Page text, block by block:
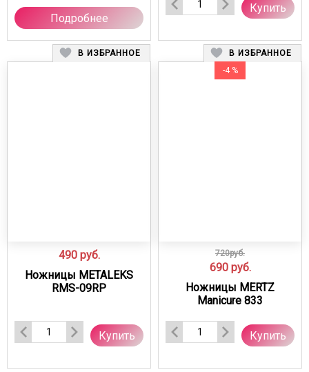
Подробнее
Купить
В ИЗБРАННОЕ
490 руб.
Ножницы METALEKS
RMS-09RP
Купить
В ИЗБРАННОЕ
-4 %
720руб.
690 руб.
Ножницы MERTZ
Manicure 833
Купить